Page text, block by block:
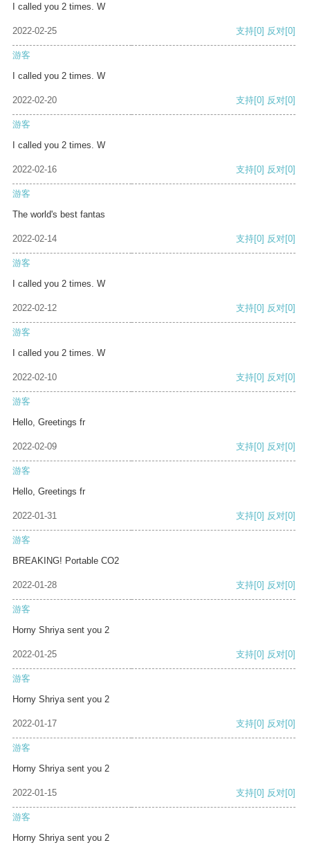
I called you 2 times. W
2022-02-25 支持[0] 反对[0]
游客
I called you 2 times. W
2022-02-20 支持[0] 反对[0]
游客
I called you 2 times. W
2022-02-16 支持[0] 反对[0]
游客
The world's best fantas
2022-02-14 支持[0] 反对[0]
游客
I called you 2 times. W
2022-02-12 支持[0] 反对[0]
游客
I called you 2 times. W
2022-02-10 支持[0] 反对[0]
游客
Hello, Greetings fr
2022-02-09 支持[0] 反对[0]
游客
Hello, Greetings fr
2022-01-31 支持[0] 反对[0]
游客
BREAKING! Portable CO2
2022-01-28 支持[0] 反对[0]
游客
Horny Shriya sent you 2
2022-01-25 支持[0] 反对[0]
游客
Horny Shriya sent you 2
2022-01-17 支持[0] 反对[0]
游客
Horny Shriya sent you 2
2022-01-15 支持[0] 反对[0]
游客
Horny Shriya sent you 2